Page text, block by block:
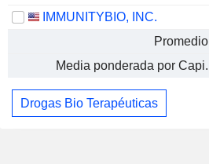
IMMUNITYBIO, INC.
Promedio
Media ponderada por Capi.
Drogas Bio Terapéuticas